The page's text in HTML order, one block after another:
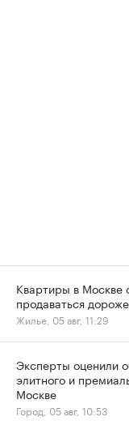
Квартиры в Москве
продаваться
Жилье, 05 авг, 11:29
Эксперты оценили
элитного и
Москве
Город, 05 авг, 10:53